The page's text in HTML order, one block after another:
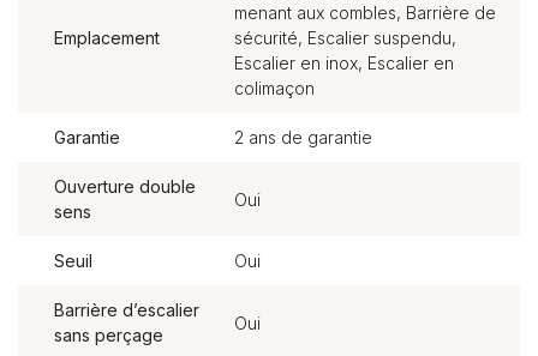
Emplacement
menant aux combles, Barrière de
sécurité, Escalier suspendu,
Escalier en inox, Escalier en
colimaçon
Garantie 2 ans de garantie
Ouverture double
sens
Oui
Seuil Oui
Barrière d’escalier
sans perçage
Oui